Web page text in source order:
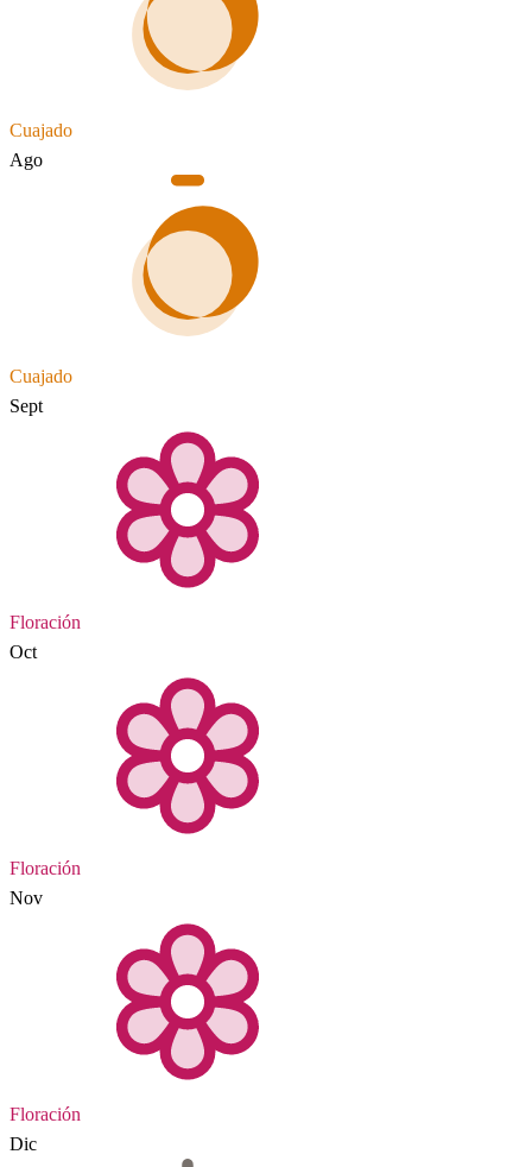
Cuajado
Ago
Cuajado
Sept
Floración
Oct
Floración
Nov
Floración
Dic